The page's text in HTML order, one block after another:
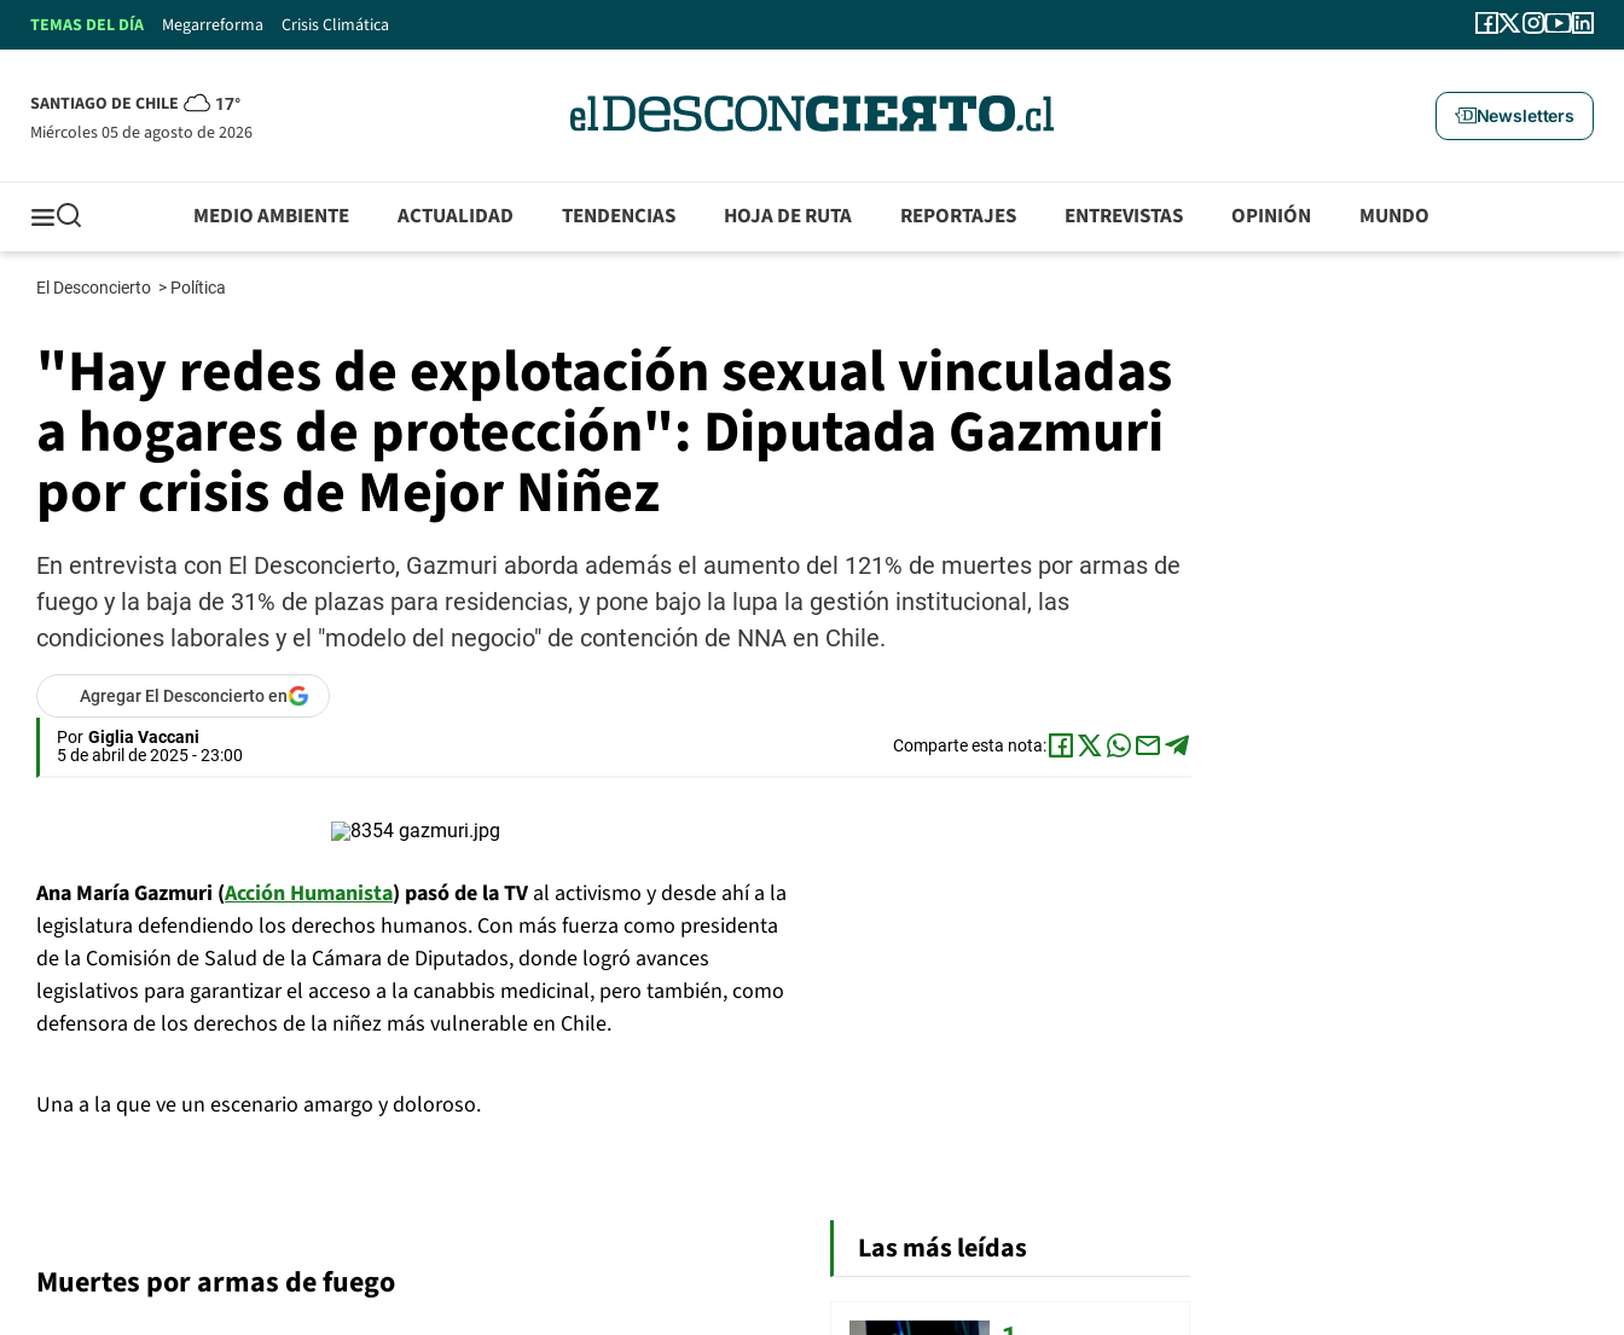
TEMAS DEL DÍA Megarreforma Crisis Climática
SANTIAGO DE CHILE 17°
miércoles 05 de agosto de 2026
Newsletters
MEDIO AMBIENTE ACTUALIDAD TENDENCIAS HOJA DE RUTA REPORTAJES ENTREVISTAS OPINIÓN MUNDO
El Desconcierto > Política
"Hay redes de explotación sexual vinculadas
a hogares de protección": Diputada Gazmuri
por crisis de Mejor Niñez
En entrevista con El Desconcierto, Gazmuri aborda además el aumento del 121% de muertes por armas de
fuego y la baja de 31% de plazas para residencias, y pone bajo la lupa la gestión institucional, las
condiciones laborales y el "modelo del negocio" de contención de NNA en Chile.
Agregar El Desconcierto en
Por Giglia Vaccani
5 de abril de 2025 - 23:00
Comparte esta nota:
Ana María Gazmuri (Acción Humanista) pasó de la TV al activismo y desde ahí a la
legislatura defendiendo los derechos humanos. Con más fuerza como presidenta
de la Comisión de Salud de la Cámara de Diputados, donde logró avances
legislativos para garantizar el acceso a la canabbis medicinal, pero también, como
defensora de los derechos de la niñez más vulnerable en Chile.
Una a la que ve un escenario amargo y doloroso.
Muertes por armas de fuego
Las más leídas